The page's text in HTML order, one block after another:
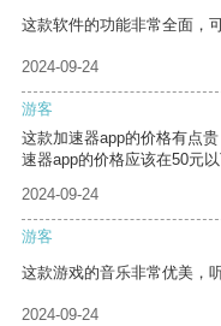
这款软件的功能非常全面，
2024-09-24
游客
这款加速器app的价格有点
速器app的价格应该在50元以
2024-09-24
游客
这款游戏的音乐非常优美，
2024-09-24